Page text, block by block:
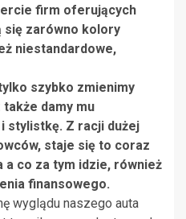
firm oferujących
się zarówno kolory
niestandardowe,
szybko zmienimy
damy mu
stylistkę. Z racji dużej
staje się to coraz
a co za tym idzie, również
finansowego.
wyglądu naszego auta